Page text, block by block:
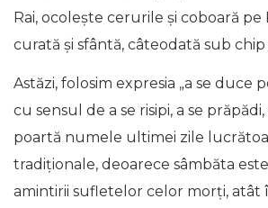
Rai, ocoleşte cerurile şi coboară pe
curată şi sfântă, câteodată sub
Astăzi, folosim expresia „a se duce
cu sensul de a se risipi, a se prăpădi,
poartă numele ultimei zile
tradiţionale, deoarece sâmbăta
amintirii sufletelor celor morţi, atât